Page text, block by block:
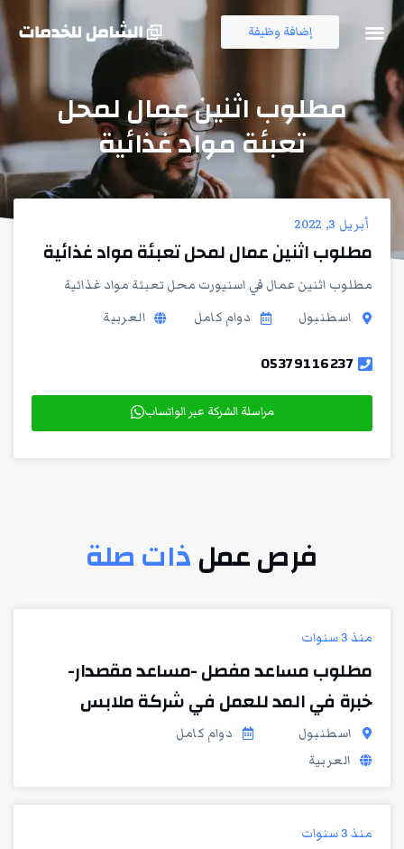
إضافة وظيفة
مطلوب اثنين عمال لمحل
تعبئة مواد غذائية
أبريل 3, 2022
مطلوب اثنين عمال لمحل تعبئة مواد غذائية
مطلوب اثنين عمال في اسنيورت محل تعبئة مواد غذائية
اسطنبول
دوام كامل العربية
05379116237
مراسلة الشركة عبر الواتساب
فرص عملذات صلة
منذ 3 سنوات
مطلوب مساعد مفصل -مساعد مقصدار-
خبرة في المد للعمل في شركة ملابس
اسطنبول
دوام كامل
العربية
منذ 3 سنوات